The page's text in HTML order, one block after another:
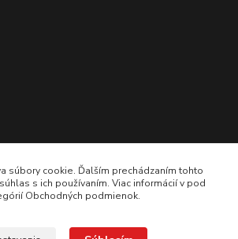
212 007
16:00 hod
súbory cookie. Ďalším prechádzaním tohto
s ich používaním. Viac informácií v pod
Obchodných podmienok.